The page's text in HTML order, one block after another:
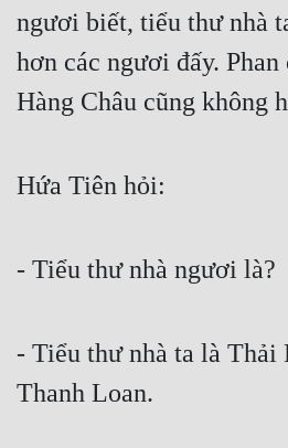
ngươi biết, tiểu thư nhà
hơn các ngươi đấy.
Hàng Châu cũng không
Hứa Tiên hỏi:
- Tiểu thư nhà ngươi là?
- Tiểu thư nhà ta là Thải
Thanh Loan.